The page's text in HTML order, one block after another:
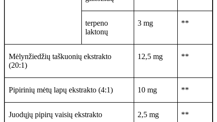
terpeno
laktonų
3 mg **
Mėlynžiedžių taškuonių ekstrakto
(20:1)
12,5 mg **
Pipirinių mėtų lapų ekstrakto (4:1) 10 mg **
Juodųjų pipirų vaisių ekstrakto 2,5 mg **